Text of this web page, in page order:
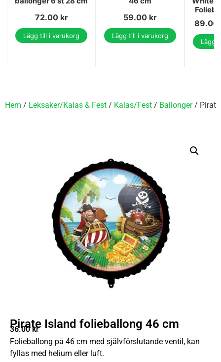
72.00 kr
Lägg till i varukorg
59.00 kr
Lägg till i varukorg
89.00
Lägg
Hem / Leksaker/Kalas & Fest / Kalas/Fest / Ballonger/ Pirate
Pirate Island folieballong 46 cm
36.00kr
Folieballong på 46 cm med självförslutande ventil, kan
fyllas med helium eller luft.